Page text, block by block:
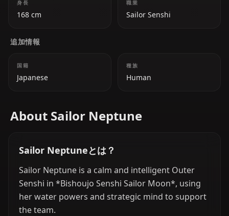
身長
168 cm
職業
Sailor Senshi
追加情報
国籍
Japanese
種族
Human
About Sailor Neptune
Sailor Neptuneとは？
Sailor Neptune is a calm and intelligent Outer
Senshi in *Bishoujo Senshi Sailor Moon*, using
her water powers and strategic mind to support
the team.